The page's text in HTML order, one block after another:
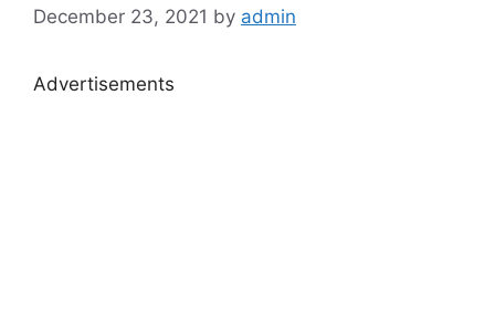
December 23, 2021 by admin
Advertisements